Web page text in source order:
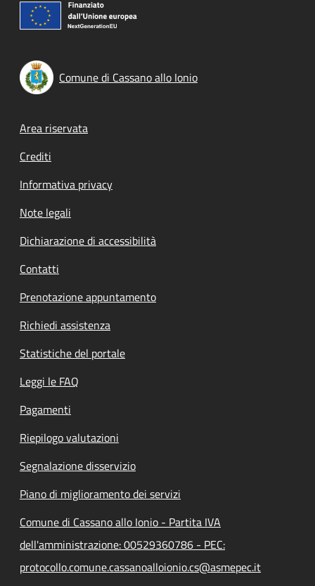
Comune di Cassano allo Ionio
Footer menu
Area riservata
Crediti
Informativa privacy
Note legali
Dichiarazione di accessibilità
Contatti
Prenotazione appuntamento
Richiedi assistenza
Statistiche del portale
Leggi le FAQ
Pagamenti
Riepilogo valutazioni
Segnalazione disservizio
Piano di miglioramento dei servizi
Comune di Cassano allo Ionio - Partita IVA
dell'amministrazione: 00529360786 - PEC:
protocollo.comune.cassanoalloionio.cs@asmepec.it